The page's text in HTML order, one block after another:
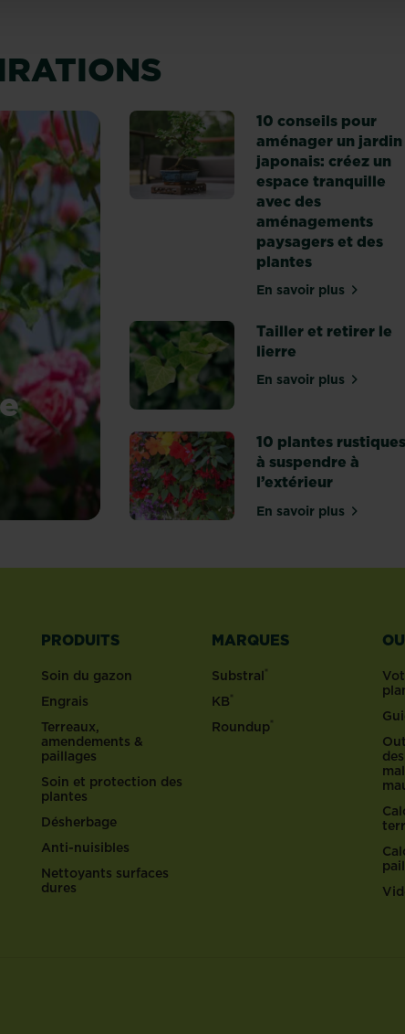
10 conseils pour
aménager un jardin
japonais: créez un
espace tranquille
avec des
aménagements
paysagers et des
plantes
En savoir plus
sur 10
Tailler et retirer le
lierre
En savoir plussur Tailler et
10 plantes rustiques
à suspendre à
l’extérieur
En savoir plussur 10 plantes
PRODUITS
Soin du gazon
Engrais
Terreaux,
amendements &
paillages
Soin et protection des
plantes
Désherbage
Anti-nuisibles
Nettoyants surfaces
dures
MARQUES
Substral®
KB®
Roundup®